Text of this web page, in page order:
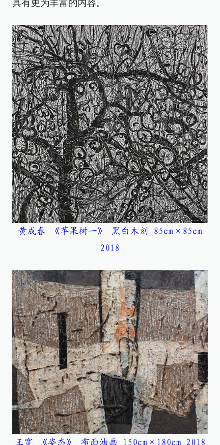
具有更为丰富的内容。
黄成春 《苹果树一》 黑白木刻 85cm×85cm
2018
王宽 《姿态》 布面油画 150cm×180cm 2018